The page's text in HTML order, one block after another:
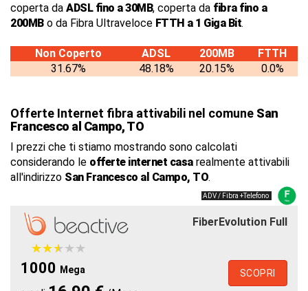
coperta da ADSL fino a 30MB, coperta da fibra fino a
200MBo da Fibra Ultraveloce FTTH a 1 Giga Bit.
Non Coperto ADSL 200MB
FTTH
31.67%
48.18% 20.15% 0.0%
Offerte Internet fibra attivabili nel comune San
Francesco al Campo, TO
I prezzi che ti stiamo mostrando sono calcolati
considerando le offerte internet casarealmente attivabili
all'indirizzo San Francesco al Campo, TO.
ADV / Fibra +Telefono
FiberEvolution Full
★★★★★
★★★★★
1000 Mega SCOPRI